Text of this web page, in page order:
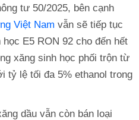
tư 50/2025, bên cạnh
Việt Nam vẫn sẽ tiếp tục
E5 RON 92 cho đến hết
xăng sinh học phối trộn từ
tỷ lệ tối đa 5% ethanol trong
dầu vẫn còn bán loại